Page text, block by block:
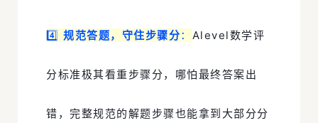
4️⃣ 规范答题，守住步骤分： Alevel数学评
分标准极其看重步骤分，哪怕最终答案出
错，完整规范的解题步骤也能拿到大部分分